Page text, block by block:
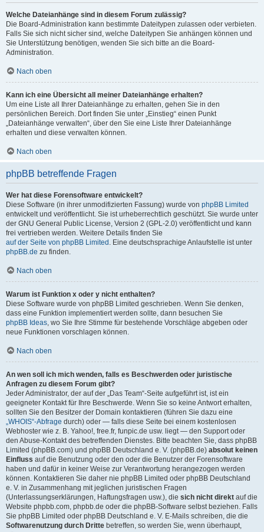
Welche Dateianhänge sind in diesem Forum zulässig?
Die Board-Administration kann bestimmte Dateitypen zulassen oder verbieten.
Falls Sie sich nicht sicher sind, welche Dateitypen Sie anhängen können und
Sie Unterstützung benötigen, wenden Sie sich bitte an die Board-
Administration.
Nach oben
Kann ich eine Übersicht all meiner Dateianhänge erhalten?
Um eine Liste all Ihrer Dateianhänge zu erhalten, gehen Sie in den
persönlichen Bereich. Dort finden Sie unter „Einstieg“ einen Punkt
„Dateianhänge verwalten“, über den Sie eine Liste Ihrer Dateianhänge
erhalten und diese verwalten können.
Nach oben
phpBB betreffende Fragen
Wer hat diese Forensoftware entwickelt?
Diese Software (in ihrer unmodifizierten Fassung) wurde von phpBB Limited
entwickelt und veröffentlicht. Sie ist urheberrechtlich geschützt. Sie wurde unter
der GNU General Public License, Version 2 (GPL-2.0) veröffentlicht und kann
frei vertrieben werden. Weitere Details finden Sie
auf der Seite von phpBB Limited . Eine deutschsprachige Anlaufstelle ist unter
phpBB.de zu finden.
Nach oben
Warum ist Funktion x oder y nicht enthalten?
Diese Software wurde von phpBB Limited geschrieben. Wenn Sie denken,
dass eine Funktion implementiert werden sollte, dann besuchen Sie
phpBB Ideas, wo Sie Ihre Stimme für bestehende Vorschläge abgeben oder
neue Funktionen vorschlagen können.
Nach oben
An wen soll ich mich wenden, falls es Beschwerden oder juristische
Anfragen zu diesem Forum gibt?
Jeder Administrator, der auf der „Das Team“-Seite aufgeführt ist, ist ein
geeigneter Kontakt für Ihre Beschwerde. Wenn Sie so keine Antwort erhalten,
sollten Sie den Besitzer der Domain kontaktieren (führen Sie dazu eine
„WHOIS“-Abfrage durch) oder — falls diese Seite bei einem kostenlosen
Webhoster wie z. B. Yahoo!, free.fr, funpic.de usw. liegt — den Support oder
den Abuse-Kontakt des betreffenden Dienstes. Bitte beachten Sie, dass phpBB
Limited (phpBB.com) und phpBB Deutschland e. V. (phpBB.de) absolut keinen
Einfluss auf die Benutzung oder den oder die Benutzer der Forensoftware
haben und dafür in keiner Weise zur Verantwortung herangezogen werden
können. Kontaktieren Sie daher nie phpBB Limited oder phpBB Deutschland
e. V. in Zusammenhang mit jeglichen juristischen Fragen
(Unterlassungserklärungen, Haftungsfragen usw.), die sich nicht direkt auf die
Website phpbb.com, phpbb.de oder die phpBB-Software selbst beziehen. Falls
Sie phpBB Limited oder phpBB Deutschland e. V. E-Mails schreiben, die die
Softwarenutzung durch Dritte betreffen, so werden Sie, wenn überhaupt,